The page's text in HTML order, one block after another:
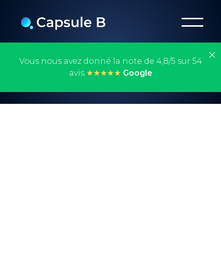
Vous nous avez donné la note de 4,8/5 sur 54
avis ★★★★★ Google